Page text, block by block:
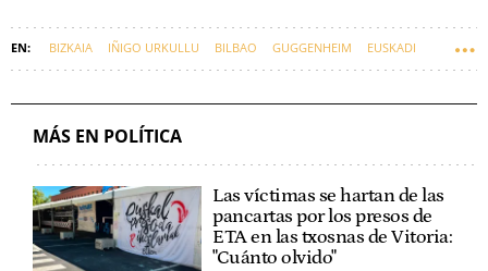
BIZKAIA IÑIGO URKULLU BILBAO GUGGENHEIM EUSKADI
MIREN ARZALLUZ URDAIBAI
MÁS EN POLÍTICA
Las víctimas se hartan de las
pancartas por los presos de
ETA en las txosnas de Vitoria:
"Cuánto olvido"